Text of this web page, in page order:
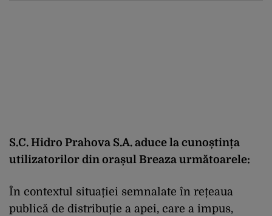
S.C. Hidro Prahova S.A. aduce la cunoștința
utilizatorilor din orașul Breaza următoarele:
În contextul situației semnalate în rețeaua
publică de distribuție a apei, care a impus,